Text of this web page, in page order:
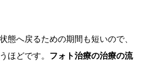
態へ戻るための期間も短いので、
ほどです。 フォト治療の治療の流